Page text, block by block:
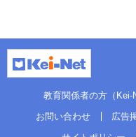
教育関係者の方（Kei-
お問い合わせ
広告